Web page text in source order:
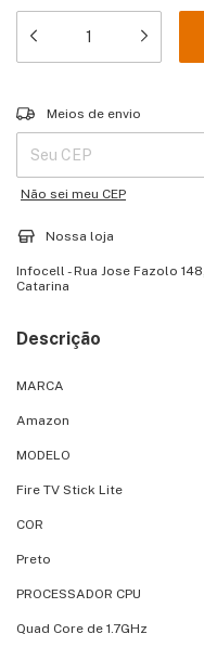
Entregas para o CEP:
Meios de envio
Não sei meu CEP
Nossa loja
Infocell - Rua Jose Fazolo
Catarina
Descrição
MARCA
Amazon
MODELO
Fire TV Stick Lite
COR
Preto
PROCESSADOR CPU
Quad Core de 1.7GHz